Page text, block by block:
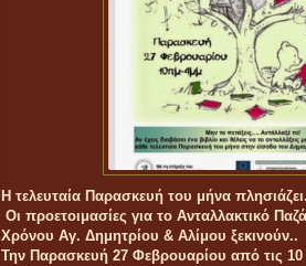
Η τελευταία Παρασκευή του μήνα
Οι προετοιμασίες για το Ανταλλακτικό
Χρόνου Αγ. Δημητρίου & Αλίμου ξεκινούν..
Την Παρασκευή 27 Φεβρουαρίου από τις 10